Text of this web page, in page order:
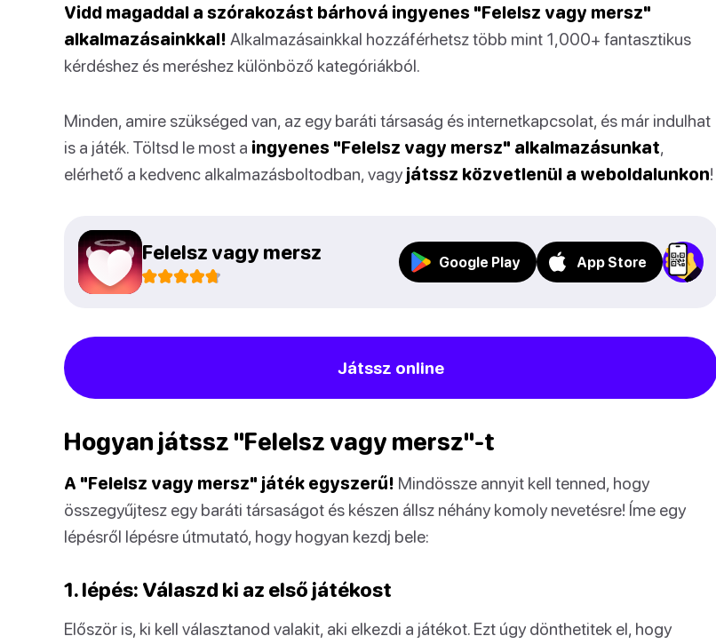
Vidd magaddal a szórakozást bárhová ingyenes "Felelsz vagy mersz"
alkalmazásainkkal! Alkalmazásainkkal hozzáférhetsz több mint 1,000+ fantasztikus
kérdéshez és meréshez különböző kategóriákból.
Minden, amire szükséged van, az egy baráti társaság és internetkapcsolat, és már indulhat
is a játék. Töltsd le most a ingyenes "Felelsz vagy mersz" alkalmazásunkat,
elérhető a kedvenc alkalmazásboltodban, vagy játssz közvetlenül a weboldalunkon!
Felelsz vagy mersz Google Play App Store
Játssz online
Hogyan játssz "Felelsz vagy mersz"-t
A "Felelsz vagy mersz" játék egyszerű! Mindössze annyit kell tenned, hogy
összegyűjtesz egy baráti társaságot és készen állsz néhány komoly nevetésre! Íme egy
lépésről lépésre útmutató, hogy hogyan kezdj bele:
1. lépés: Válaszd ki az első játékost
Először is, ki kell választanod valakit, aki elkezdi a játékot. Ezt úgy dönthetitek el, hogy